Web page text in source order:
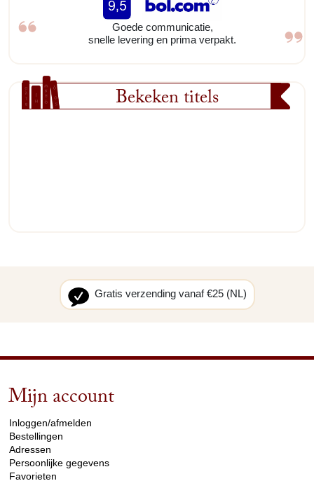
Goede communicatie,
snelle levering en prima verpakt.
Bekeken titels
Gratis verzending vanaf €25 (NL)
Mijn account
Inloggen/afmelden
Bestellingen
Adressen
Persoonlijke gegevens
Favorieten